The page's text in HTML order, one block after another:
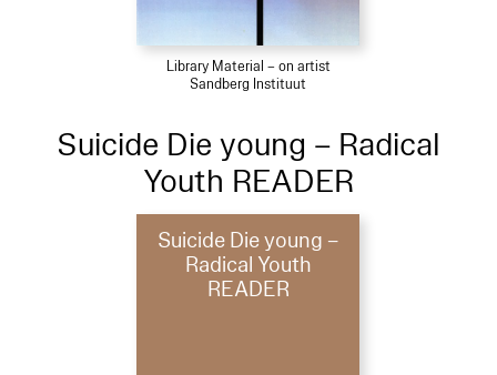
Library Material – on artist
Sandberg Instituut
Suicide Die young – Radical
Youth READER
Suicide Die young –
Radical Youth
READER